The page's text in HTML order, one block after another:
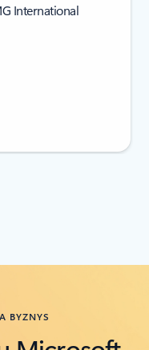
International
BYZNYS